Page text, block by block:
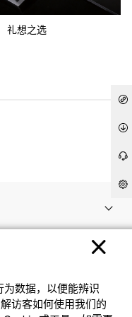
礼想之选
数据，以便能辨识
访客如何使⽤我们的